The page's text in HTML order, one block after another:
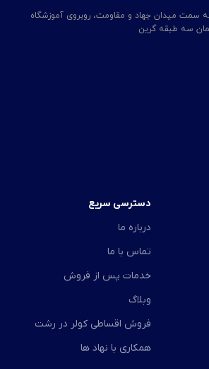
سمت میدان جهاد و مقاومت، روبروی آموزشگاه
سه طبقه گرین
دسترسی سریع
درباره ما
تماس با ما
خدمات پس از فروش
وبلاگ
فروش اقساطی کولر در رشت
همکاری با نهاد ها